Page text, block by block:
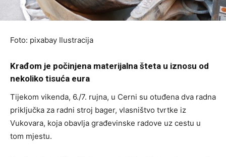
Foto: pixabay Ilustracija
Krađom je počinjena materijalna šteta u iznosu od
nekoliko tisuća eura
Tijekom vikenda, 6./7. rujna, u Cerni su otuđena dva radna
priključka za radni stroj bager, vlasništvo tvrtke iz
Vukovara, koja obavlja građevinske radove uz cestu u
tom mjestu.